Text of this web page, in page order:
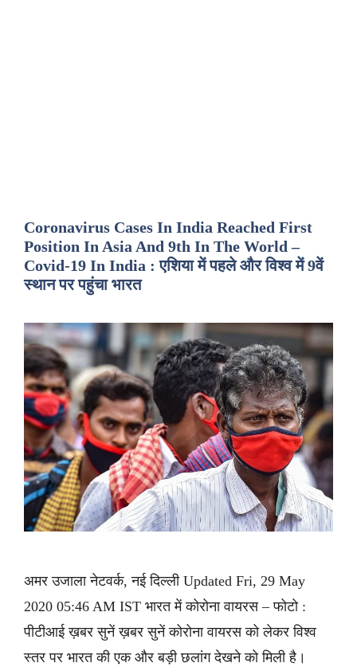
Coronavirus Cases In India Reached First
Position In Asia And 9th In The World –
Covid-19 In India : एशिया में पहले और विश्व में 9वें
स्थान पर पहुंचा भारत
अमर उजाला नेटवर्क, नई दिल्ली Updated Fri, 29 May
2020 05:46 AM IST भारत में कोरोना वायरस – फोटो :
पीटीआई ख़बर सुनें ख़बर सुनें कोरोना वायरस को लेकर विश्व
स्तर पर भारत की एक और बड़ी छलांग देखने को मिली है।